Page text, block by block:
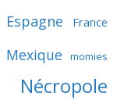
Espagne France
Mexique momies
Nécropole